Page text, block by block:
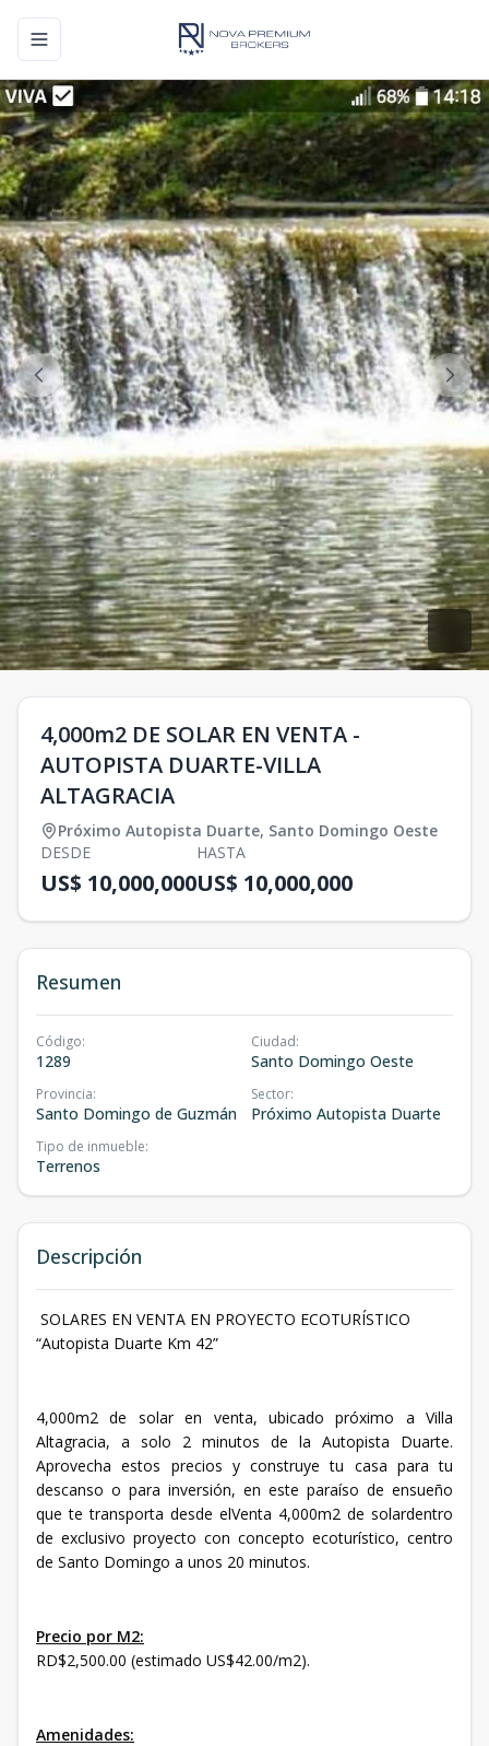
Toggle navigation menu
4,000m2 DE SOLAR EN VENTA -
AUTOPISTA DUARTE-VILLA
ALTAGRACIA
Próximo Autopista Duarte, Santo Domingo Oeste
DESDE
US$ 10,000,000
HASTA
US$ 10,000,000
Resumen
Código:
1289
Ciudad:
Santo Domingo Oeste
Provincia:
Santo Domingo de Guzmán
Sector:
Próximo Autopista Duarte
Tipo de inmueble:
Terrenos
Descripción
SOLARES EN VENTA EN PROYECTO ECOTURÍSTICO
“Autopista Duarte Km 42”
4,000m2 de solar en venta, ubicado próximo a Villa
Altagracia, a solo 2 minutos de la Autopista Duarte.
Aprovecha estos precios y construye tu casa para tu
descanso o para inversión, en este paraíso de ensueño
que te transporta desde elVenta 4,000m2 de solardentro
de exclusivo proyecto con concepto ecoturístico, centro
de Santo Domingo a unos 20 minutos.
Precio por M2:
RD$2,500.00 (estimado US$42.00/m2).
Amenidades: